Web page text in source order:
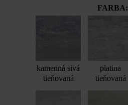
FARBA:
kamenná sivá
tieňovaná
platina
tieňovaná